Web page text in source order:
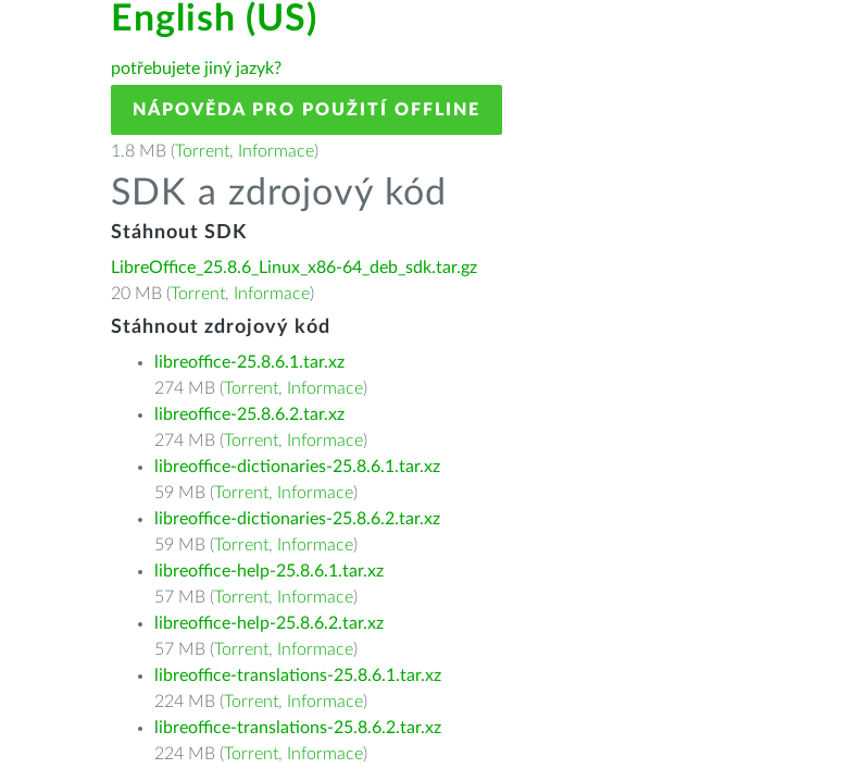
English (US)
potřebujete jiný jazyk?
NÁPOVĚDA PRO POUŽITÍ OFFLINE
1.8 MB (Torrent, Informace)
SDK a zdrojový kód
Stáhnout SDK
LibreOffice_25.8.6_Linux_x86-64_deb_sdk.tar.gz
20 MB (Torrent, Informace)
Stáhnout zdrojový kód
libreoffice-25.8.6.1.tar.xz
274 MB (Torrent, Informace)
libreoffice-25.8.6.2.tar.xz
274 MB (Torrent, Informace)
libreoffice-dictionaries-25.8.6.1.tar.xz
59 MB (Torrent, Informace)
libreoffice-dictionaries-25.8.6.2.tar.xz
59 MB (Torrent, Informace)
libreoffice-help-25.8.6.1.tar.xz
57 MB (Torrent, Informace)
libreoffice-help-25.8.6.2.tar.xz
57 MB (Torrent, Informace)
libreoffice-translations-25.8.6.1.tar.xz
224 MB (Torrent, Informace)
libreoffice-translations-25.8.6.2.tar.xz
224 MB (Torrent, Informace)